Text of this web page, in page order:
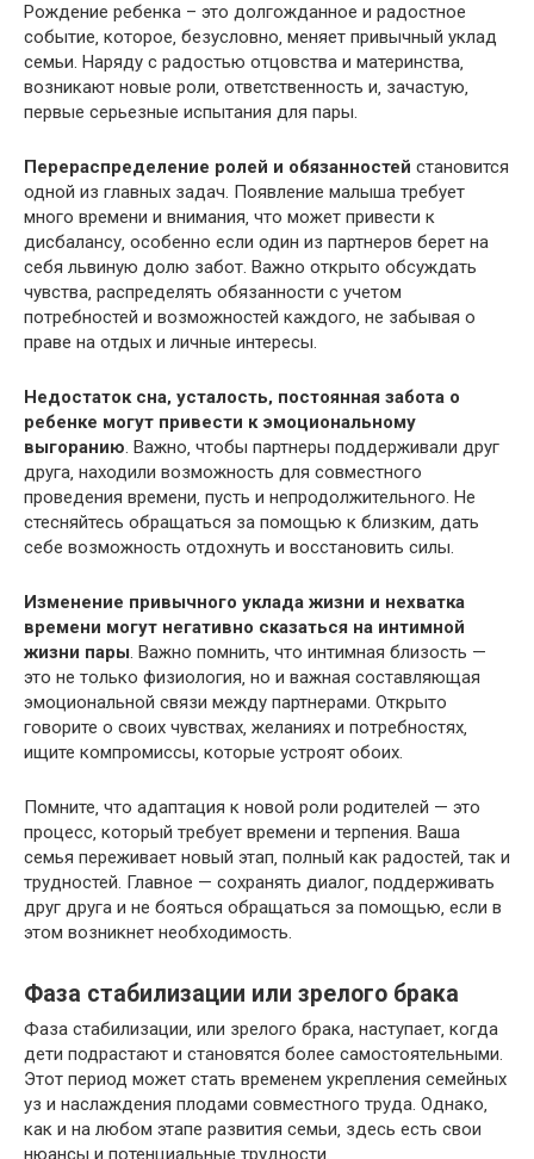
Рождение ребенка – это долгожданное и радостное
событие‚ которое‚ безусловно‚ меняет привычный уклад
семьи.​ Наряду с радостью отцовства и материнства‚
возникают новые роли‚ ответственность и‚ зачастую‚
первые серьезные испытания для пары.​
Перераспределение ролей и обязанностей становится
одной из главных задач.​ Появление малыша требует
много времени и внимания‚ что может привести к
дисбалансу‚ особенно если один из партнеров берет на
себя львиную долю забот.​ Важно открыто обсуждать
чувства‚ распределять обязанности с учетом
потребностей и возможностей каждого‚ не забывая о
праве на отдых и личные интересы.​
Недостаток сна‚ усталость‚ постоянная забота о
ребенке могут привести к эмоциональному
выгоранию.​ Важно‚ чтобы партнеры поддерживали друг
друга‚ находили возможность для совместного
проведения времени‚ пусть и непродолжительного.​ Не
стесняйтесь обращаться за помощью к близким‚ дать
себе возможность отдохнуть и восстановить силы.
Изменение привычного уклада жизни и нехватка
времени могут негативно сказаться на интимной
жизни пары. Важно помнить‚ что интимная близость —
это не только физиология‚ но и важная составляющая
эмоциональной связи между партнерами.​ Открыто
говорите о своих чувствах‚ желаниях и потребностях‚
ищите компромиссы‚ которые устроят обоих.​
Помните‚ что адаптация к новой роли родителей — это
процесс‚ который требует времени и терпения.​ Ваша
семья переживает новый этап‚ полный как радостей‚ так и
трудностей.​ Главное — сохранять диалог‚ поддерживать
друг друга и не бояться обращаться за помощью‚ если в
этом возникнет необходимость.​
Фаза стабилизации или зрелого брака
Фаза стабилизации‚ или зрелого брака‚ наступает‚ когда
дети подрастают и становятся более самостоятельными.​
Этот период может стать временем укрепления семейных
уз и наслаждения плодами совместного труда.​ Однако‚
как и на любом этапе развития семьи‚ здесь есть свои
нюансы и потенциальные трудности.​